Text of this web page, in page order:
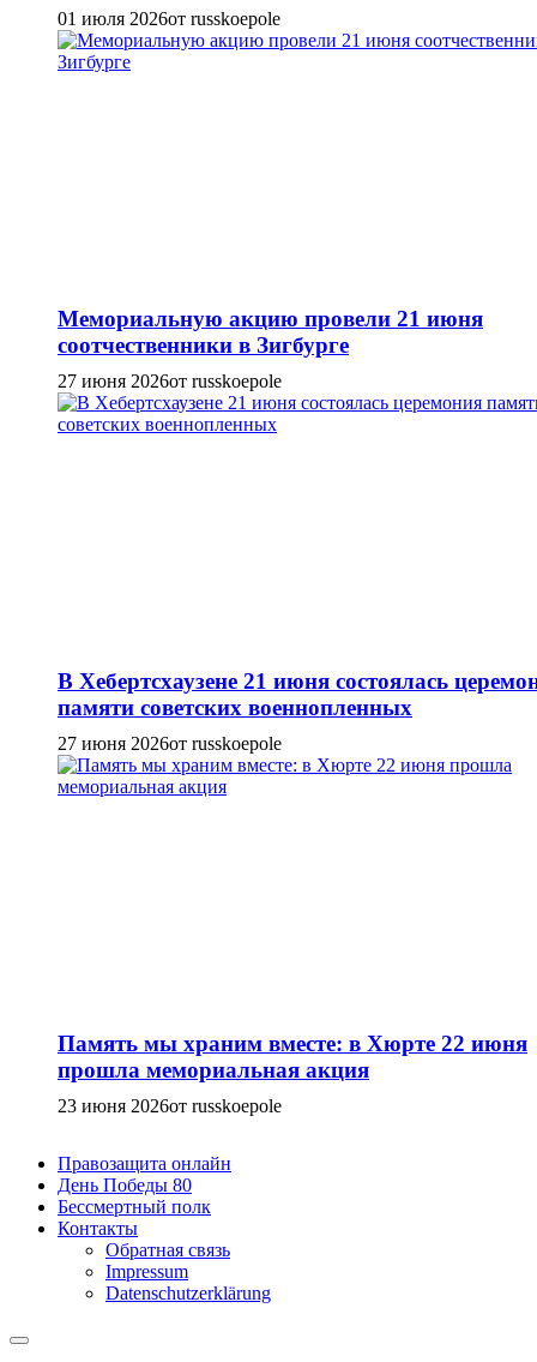
01 июля 2026от russkoepole
Мемориальную акцию провели 21 июня
соотчественники в Зигбурге
27 июня 2026от russkoepole
В Хебертсхаузене 21 июня состоялась
памяти советских военнопленных
27 июня 2026от russkoepole
Память мы храним вместе: в Хюрте 22 июня
прошла мемориальная акция
23 июня 2026от russkoepole
Правозащита онлайн
День Победы 80
Бессмертный полк
Контакты
Обратная связь
Impressum
Datenschutzerklärung